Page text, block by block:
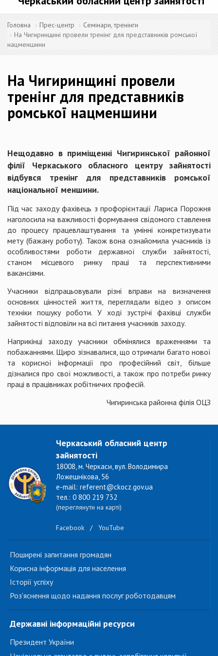
Головна Прес-центр
Семінари, тренінги
На Чигиринщині провели тренінг для представників ромської
нацменшини
На Чигиринщині провели
тренінг для представників
ромської нацменшини
Нещодавно в приміщенні Чигиринської районної
філії Черкаського обласного центру зайнятості
відбувся тренінг для представників ромської
національної меншини.
Під час заходу фахівець з профорієнтації Лариса Порожня
наголосила на важливості формування свідомого ставлення
до процесу працевлаштування та умінні конкретизувати
мету (бажану роботу). Також вона ознайомила учасників із
особливостями роботи державної служби зайнятості,
станом місцевого ринку праці та перспективними
вакансіями.
Учасники відпрацьовували різні вправи на визначення
основних цінностей життя, переглядали відео з описом
техніки пошуку роботи. У ході зустрічі фахівці служби
зайнятості відповіли на всі питання учасників заходу.
Наприкінці заходу учасники обмінялися враженнями та
побажаннями. Щиро зізнавалися, що отримали багато нової
та корисної інформації про професійний світ, більше
дізналися про свої можливості, а також про потреби ринку
праці в працівниках робітничих професій.
Чигиринська районна філія ОЦЗ
Черкаський обласний центр
зайнятості
18008, м. Черкаси, вул. Володимира
Ложешнікова, 56
e-mail: referent@ckocz.gov.ua
тел.: 0 800 219 732
(переглянути на карті)
Facebook / YouTube
Поширені запитання громадян
Корисна інформація для населення
Історії успіху
Роз'яснення щодо надання послуг роботодавцям
Державні інформаційні ресурси
Президент України